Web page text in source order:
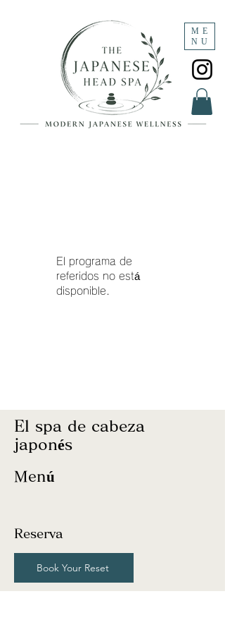
ME
NU
El programa de
referidos no está
disponible.
El spa de cabeza
japonés
Menú
Reserva
Book Your Reset